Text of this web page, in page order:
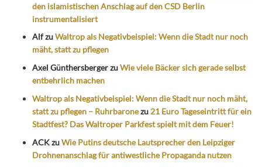
den islamistischen Anschlag auf den CSD Berlin
instrumentalisiert
AlfzuWaltrop als Negativbeispiel: Wenn die Stadt nur noch
mäht, statt zu pflegen
Axel GünthersbergerzuWie viele Bäcker sich gerade selbst
entbehrlich machen
Waltrop als Negativbeispiel: Wenn die Stadt nur noch mäht,
statt zu pflegen – Ruhrbaronezu 21 Euro Tageseintritt für ein
Stadtfest? Das Waltroper Parkfest spielt mit dem Feuer!
ACKzuWie Putins deutsche Lautsprecher den Leipziger
Drohnenanschlag für antiwestliche Propaganda nutzen